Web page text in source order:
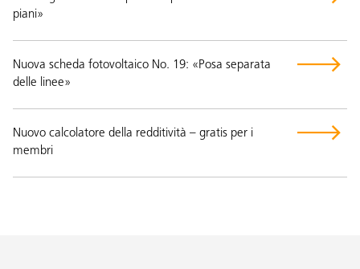
piani»
Nuova scheda fotovoltaico No. 19: «Posa separata
delle linee»
Nuovo calcolatore della redditività – gratis per i
membri